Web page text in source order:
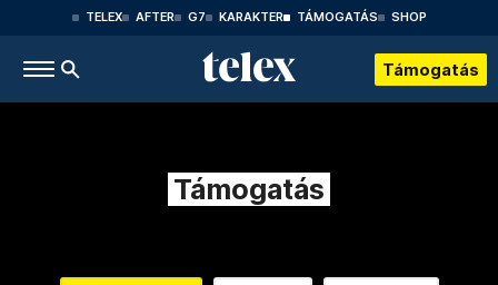
TELEX AFTER G7 KARAKTER TÁMOGATÁS SHOP
Támogatás
Támogatás